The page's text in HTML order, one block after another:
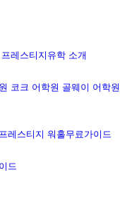
프레스티지유학 소개
코크 어학원 골웨이 어학원
프레스티지 워홀무료가이드
드